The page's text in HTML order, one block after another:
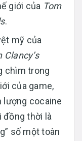
giới của Tom
.
mỹ của
Clancy’s
chìm trong
của game,
lượng cocaine
đồng thời là
số một toàn